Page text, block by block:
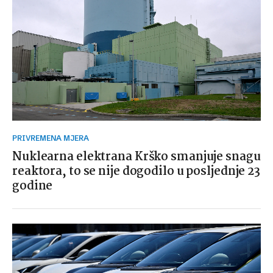
PRIVREMENA MJERA
Nuklearna elektrana Krško smanjuje snagu
reaktora, to se nije dogodilo u posljednje 23
godine